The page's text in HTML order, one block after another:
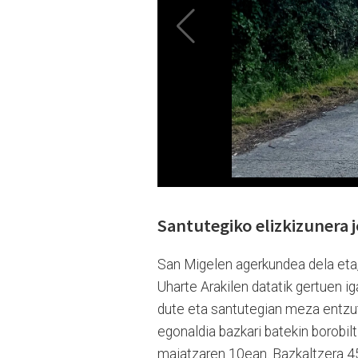
Santutegiko elizkizunera
San Migelen agerkundea dela
Uharte Arakilen datatik gertuen
dute eta santutegian meza
egonaldia bazkari batekin
maiatzaren 10ean. Bazkaltzera